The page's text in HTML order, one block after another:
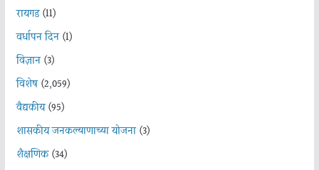
रायगड(11)
वर्धापन दिन(1)
विज्ञान(3)
विशेष(2,059)
वैद्यकीय(95)
शासकीय जनकल्याणाच्या योजना(3)
शैक्षणिक(34)